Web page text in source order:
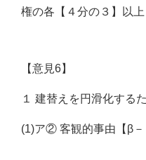
権の各【４分の３】以
【意見6】
１ 建替えを円滑化する
(1)ア② 客観的事由【β－